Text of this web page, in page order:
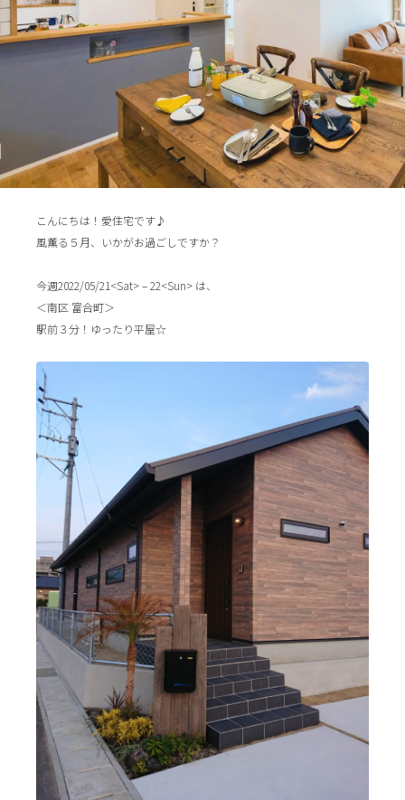
こんにちは！愛住宅です♪
風薫る５月、いかがお過ごしですか？
今週2022/05/21<Sat> – 22<Sun> は、
＜南区 富合町＞
駅前３分！ゆったり平屋☆